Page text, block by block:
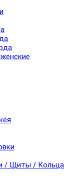
/ Щиты / Кольца